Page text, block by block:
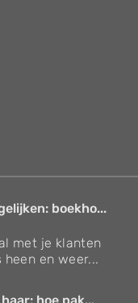
boekho...
met je klanten
en weer...